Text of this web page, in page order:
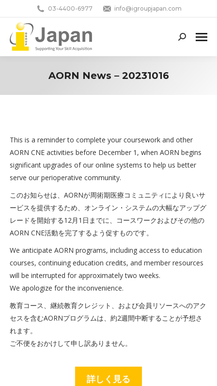
03-4400-6977 info@igroupjapan.com
Search:
AORN News – 20231016
This is a reminder to complete your coursework and other
AORN CNE activities before December 1, when AORN begins
significant upgrades of our online systems to help us better
serve our perioperative community.
このお知らせは、AORNが周術期医療コミュニティにより良いサ
ービスを提供するため、オンライン・システムの大幅なアップグ
レードを開始する12月1日までに、コースワークおよびその他の
AORN CNE活動を完了するよう促すものです。
We anticipate AORN programs, including access to education
courses, continuing education credits, and member resources
will be interrupted for approximately two weeks.
We apologize for the inconvenience.
教育コース、継続教育クレジット、および会員リソースへのアク
セスを含むAORNプログラムは、約2週間中断することが予想さ
れます。
ご不便をおかけして申し訳ありません。
詳しく見る